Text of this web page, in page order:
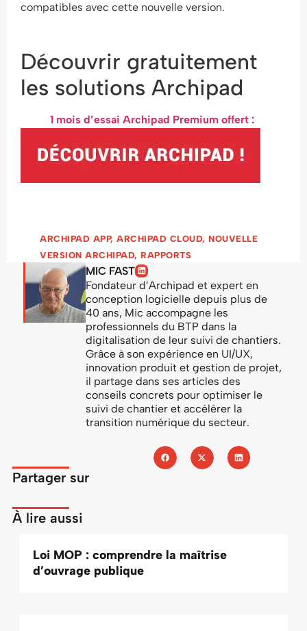
compatibles avec cette nouvelle version.
Découvrir gratuitement
les solutions Archipad
1 mois d’essai Archipad Premium offert :
ARCHIPAD APP, ARCHIPAD CLOUD, NOUVELLE
VERSION ARCHIPAD, RAPPORTS
MIC FAST
Fondateur d’Archipad et expert en
conception logicielle depuis plus de
40 ans, Mic accompagne les
professionnels du BTP dans la
digitalisation de leur suivi de chantiers.
Grâce à son expérience en UI/UX,
innovation produit et gestion de projet,
il partage dans ses articles des
conseils concrets pour optimiser le
suivi de chantier et accélérer la
transition numérique du secteur.
Partager sur
À lire aussi
Loi MOP : comprendre la maîtrise
d’ouvrage publique